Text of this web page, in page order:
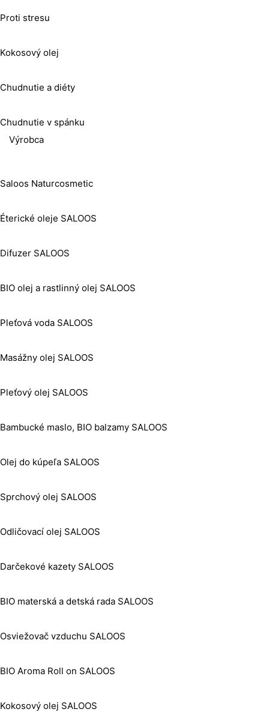
Proti stresu
Kokosový olej
Chudnutie a diéty
Chudnutie v spánku
Výrobca
Saloos Naturcosmetic
Éterické oleje SALOOS
Difuzer SALOOS
BIO olej a rastlinný olej SALOOS
Pleťová voda SALOOS
Masážny olej SALOOS
Pleťový olej SALOOS
Bambucké maslo, BIO balzamy SALOOS
Olej do kúpeľa SALOOS
Sprchový olej SALOOS
Odličovací olej SALOOS
Darčekové kazety SALOOS
BIO materská a detská rada SALOOS
Osviežovač vzduchu SALOOS
BIO Aroma Roll on SALOOS
Kokosový olej SALOOS